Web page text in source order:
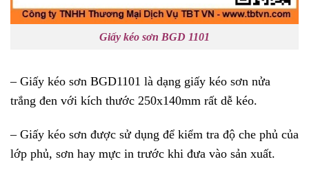
Giấy kéo sơn BGD 1101
– Giấy kéo sơn BGD1101 là dạng giấy kéo sơn nửa
trắng đen với kích thước 250x140mm rất dễ kéo.
– Giấy kéo sơn được sử dụng để kiểm tra độ che phủ của
lớp phủ, sơn hay mực in trước khi đưa vào sản xuất.